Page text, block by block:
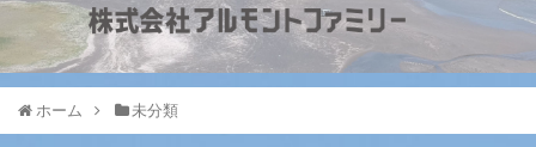
ホーム 未分類